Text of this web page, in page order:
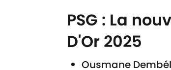
PSG : La
D'Or 2025
Ousmane